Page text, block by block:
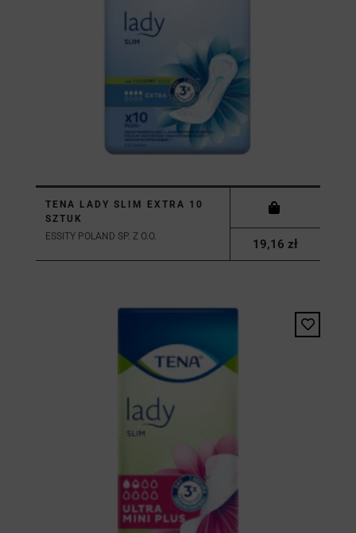
TENA LADY SLIM EXTRA 10
SZTUK
ESSITY POLAND SP. Z O.O.
19,16 zł